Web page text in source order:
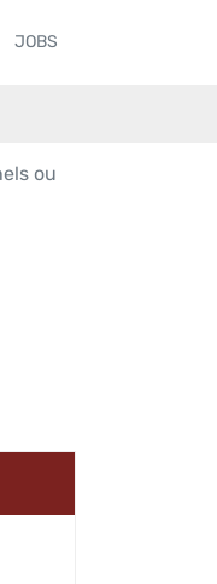
JOBS
ou